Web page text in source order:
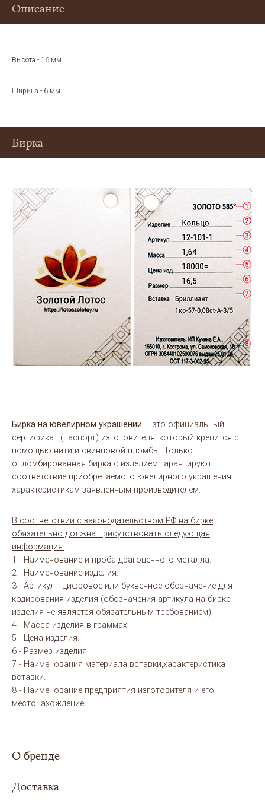
Описание
Высота - 16 мм
Ширина - 6 мм
Бирка
Бирка на ювелирном украшении – это официальный
сертификат (паспорт) изготовителя, который крепится с
помощью нити и свинцовой пломбы. Только
опломбированная бирка с изделием гарантируют
соответствие приобретаемого ювелирного украшения
характеристикам заявленным производителем.
В соответствии с законодательством РФ на бирке
обязательно должна присутствовать следующая
информация:
1 - Наименование и проба драгоценного металла.
2 - Наименование изделия.
3 - Артикул - цифровое или буквенное обозначение для
кодирования изделия (обозначения артикула на бирке
изделия не является обязательным требованием).
4 - Масса изделия в граммах.
5 - Цена изделия.
6 - Размер изделия.
7 - Наименования материала вставки,характеристика
вставки.
8 - Наименование предприятия изготовителя и его
местонахождение.
О бренде
Доставка